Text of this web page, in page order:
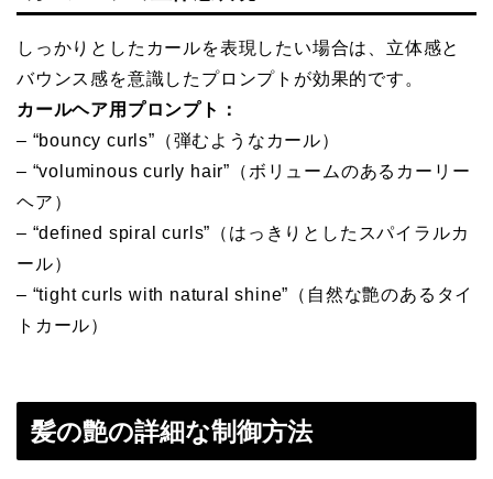
しっかりとしたカールを表現したい場合は、立体感と
バウンス感を意識したプロンプトが効果的です。
カールヘア用プロンプト：
– “bouncy curls”（弾むようなカール）
– “voluminous curly hair”（ボリュームのあるカーリー
ヘア）
– “defined spiral curls”（はっきりとしたスパイラルカ
ール）
– “tight curls with natural shine”（自然な艶のあるタイ
トカール）
髪の艶の詳細な制御方法